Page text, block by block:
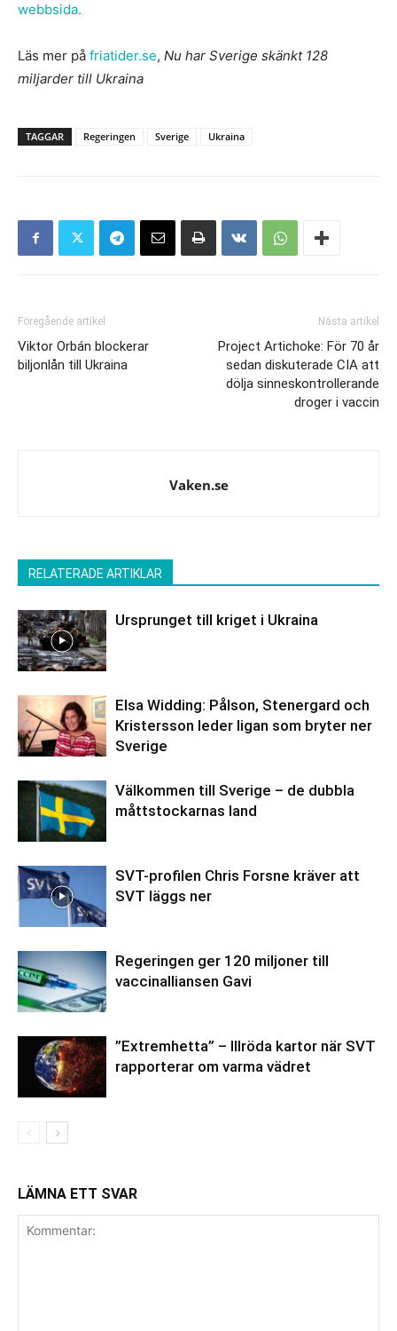
webbsida.
Läs mer på friatider.se, Nu har Sverige skänkt 128
miljarder till Ukraina
TAGGAR Regeringen Sverige Ukraina
Föregående artikel
Viktor Orbán blockerar
biljonlån till Ukraina
Nästa artikel
Project Artichoke: För 70 år
sedan diskuterade CIA att
dölja sinneskontrollerande
droger i vaccin
Vaken.se
RELATERADE ARTIKLAR
Ursprunget till kriget i Ukraina
Elsa Widding: Pålson, Stenergard och
Kristersson leder ligan som bryter ner
Sverige
Välkommen till Sverige – de dubbla
måttstockarnas land
SVT-profilen Chris Forsne kräver att
SVT läggs ner
Regeringen ger 120 miljoner till
vaccinalliansen Gavi
”Extremhetta” – Illröda kartor när SVT
rapporterar om varma vädret
LÄMNA ETT SVAR